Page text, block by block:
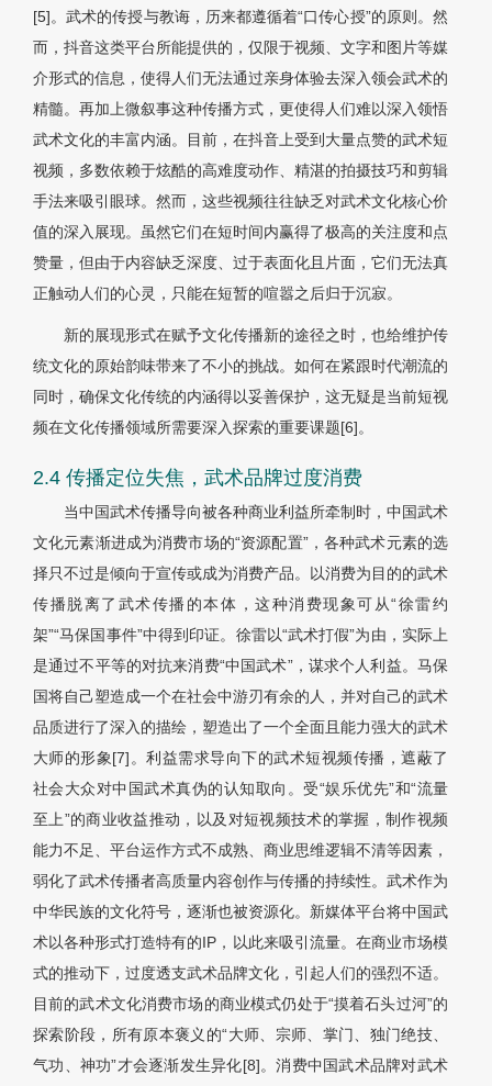
[5]。武术的传授与教诲，历来都遵循着“口传心授”的原则。然
而，抖音这类平台所能提供的，仅限于视频、文字和图片等媒
介形式的信息，使得人们无法通过亲身体验去深入领会武术的
精髓。再加上微叙事这种传播方式，更使得人们难以深入领悟
武术文化的丰富内涵。目前，在抖音上受到大量点赞的武术短
视频，多数依赖于炫酷的高难度动作、精湛的拍摄技巧和剪辑
手法来吸引眼球。然而，这些视频往往缺乏对武术文化核心价
值的深入展现。虽然它们在短时间内赢得了极高的关注度和点
赞量，但由于内容缺乏深度、过于表面化且片面，它们无法真
正触动人们的心灵，只能在短暂的喧嚣之后归于沉寂。
新的展现形式在赋予文化传播新的途径之时，也给维护传
统文化的原始韵味带来了不小的挑战。如何在紧跟时代潮流的
同时，确保文化传统的内涵得以妥善保护，这无疑是当前短视
频在文化传播领域所需要深入探索的重要课题[6]。
2.4 传播定位失焦，武术品牌过度消费
当中国武术传播导向被各种商业利益所牵制时，中国武术
文化元素渐进成为消费市场的“资源配置”，各种武术元素的选
择只不过是倾向于宣传或成为消费产品。以消费为目的的武术
传播脱离了武术传播的本体，这种消费现象可从“徐雷约
架”“马保国事件”中得到印证。徐雷以“武术打假”为由，实际上
是通过不平等的对抗来消费“中国武术”，谋求个人利益。马保
国将自己塑造成一个在社会中游刃有余的人，并对自己的武术
品质进行了深入的描绘，塑造出了一个全面且能力强大的武术
大师的形象[7]。利益需求导向下的武术短视频传播，遮蔽了
社会大众对中国武术真伪的认知取向。受“娱乐优先”和“流量
至上”的商业收益推动，以及对短视频技术的掌握，制作视频
能力不足、平台运作方式不成熟、商业思维逻辑不清等因素，
弱化了武术传播者高质量内容创作与传播的持续性。武术作为
中华民族的文化符号，逐渐也被资源化。新媒体平台将中国武
术以各种形式打造特有的IP，以此来吸引流量。在商业市场模
式的推动下，过度透支武术品牌文化，引起人们的强烈不适。
目前的武术文化消费市场的商业模式仍处于“摸着石头过河”的
探索阶段，所有原本褒义的“大师、宗师、掌门、独门绝技、
气功、神功”才会逐渐发生异化[8]。消费中国武术品牌对武术